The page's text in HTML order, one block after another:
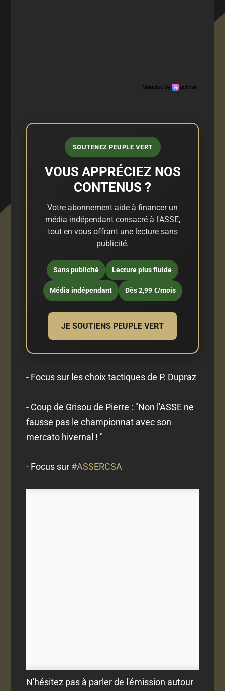
SOUTENEZ PEUPLE VERT
VOUS APPRÉCIEZ NOS
CONTENUS ?
Votre abonnement aide à financer un
média indépendant consacré à l'ASSE,
tout en vous offrant une lecture sans
publicité.
Sans publicité Lecture plus fluide
Média indépendant Dès 2,99 €/mois
JE SOUTIENS PEUPLE VERT
- Focus sur les choix tactiques de P. Dupraz
- Coup de Grisou de Pierre : "Non l'ASSE ne
fausse pas le championnat avec son
mercato hivernal ! "
- Focus sur #ASSERCSA
N'hésitez pas à parler de l'émission autour